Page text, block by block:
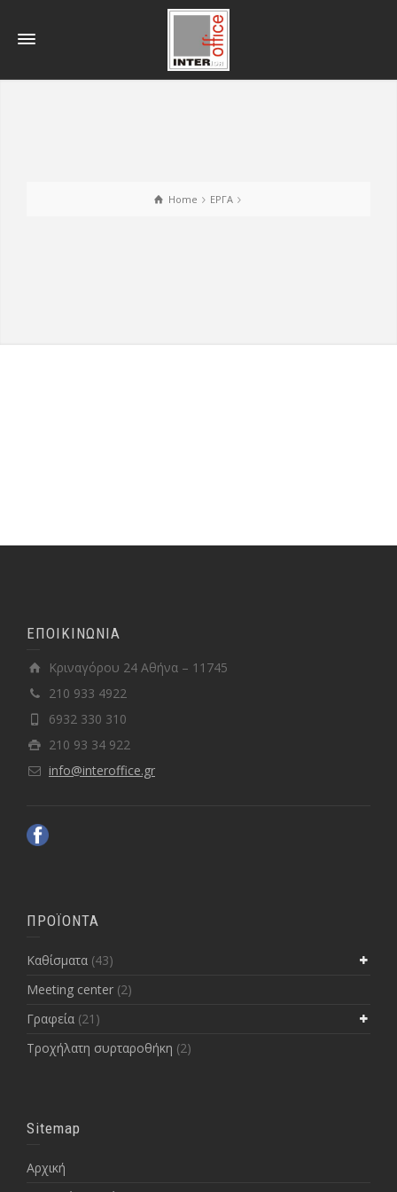
Home ΕΡΓΑ
ΕΠΟΙΚΙΝΩΝΙΑ
Κριναγόρου 24 Αθήνα – 11745
210 933 4922
6932 330 310
210 93 34 922
info@interoffice.gr
ΠΡΟΪΟΝΤΑ
Kαθίσματα (43)
Meeting center (2)
Γραφεία (21)
Τροχήλατη συρταροθήκη (2)
Sitemap
Αρχική